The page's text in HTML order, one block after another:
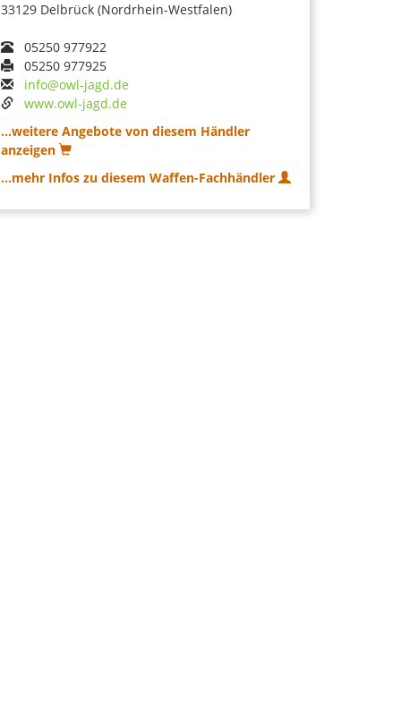
33129 Delbrück (Nordrhein-Westfalen)
05250 977922
05250 977925
info@owl-jagd.de
www.owl-jagd.de
...weitere Angebote von diesem Händler
anzeigen
...mehr Infos zu diesem Waffen-Fachhändler